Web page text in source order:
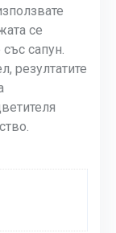
се
сапун.
резултатите